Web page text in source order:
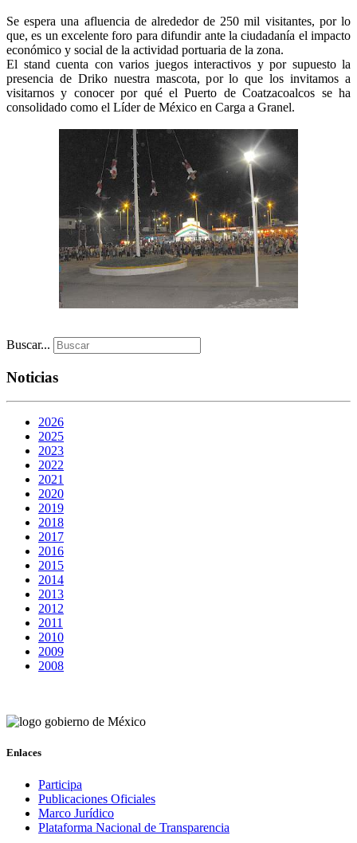
Se espera una afluencia de alrededor de 250 mil visitantes, por lo
que, es un excelente foro para difundir ante la ciudadanía el impacto
económico y social de la actividad portuaria de la zona.
El stand cuenta con varios juegos interactivos y por supuesto la
presencia de Driko nuestra mascota, por lo que los invitamos a
visitarnos y conocer por qué el Puerto de Coatzacoalcos se ha
consolidado como el Líder de México en Carga a Granel.
Buscar...
Noticias
2026
2025
2023
2022
2021
2020
2019
2018
2017
2016
2015
2014
2013
2012
2011
2010
2009
2008
Enlaces
Participa
Publicaciones Oficiales
Marco Jurídico
Plataforma Nacional de Transparencia